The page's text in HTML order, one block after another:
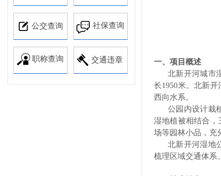
一、项目概述
北新开河城市
长1950米。北新
西向水系。
公园内设计栽
湿地植被相结合，
场等园林小品，充
北新开河湿地
梳理区域交通体系
社保查询
公交查询
职称查询 交通违章